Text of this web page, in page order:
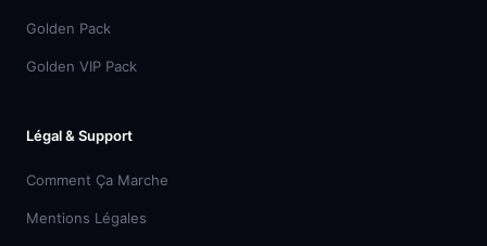
Golden Pack
Golden VIP Pack
Légal & Support
Comment Ça Marche
Mentions Légales